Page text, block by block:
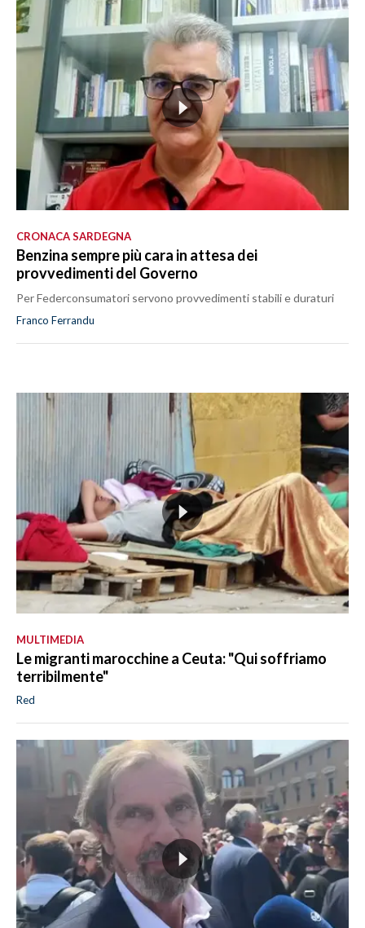
CRONACA SARDEGNA
Benzina sempre più cara in attesa dei
provvedimenti del Governo
Per Federconsumatori servono provvedimenti stabili e duraturi
Franco Ferrandu
MULTIMEDIA
Le migranti marocchine a Ceuta: "Qui soffriamo
terribilmente"
Red